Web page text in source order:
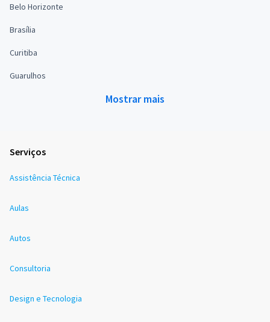
Belo Horizonte
Brasília
Curitiba
Guarulhos
Mostrar mais
Serviços
Assistência Técnica
Aulas
Autos
Consultoria
Design e Tecnologia